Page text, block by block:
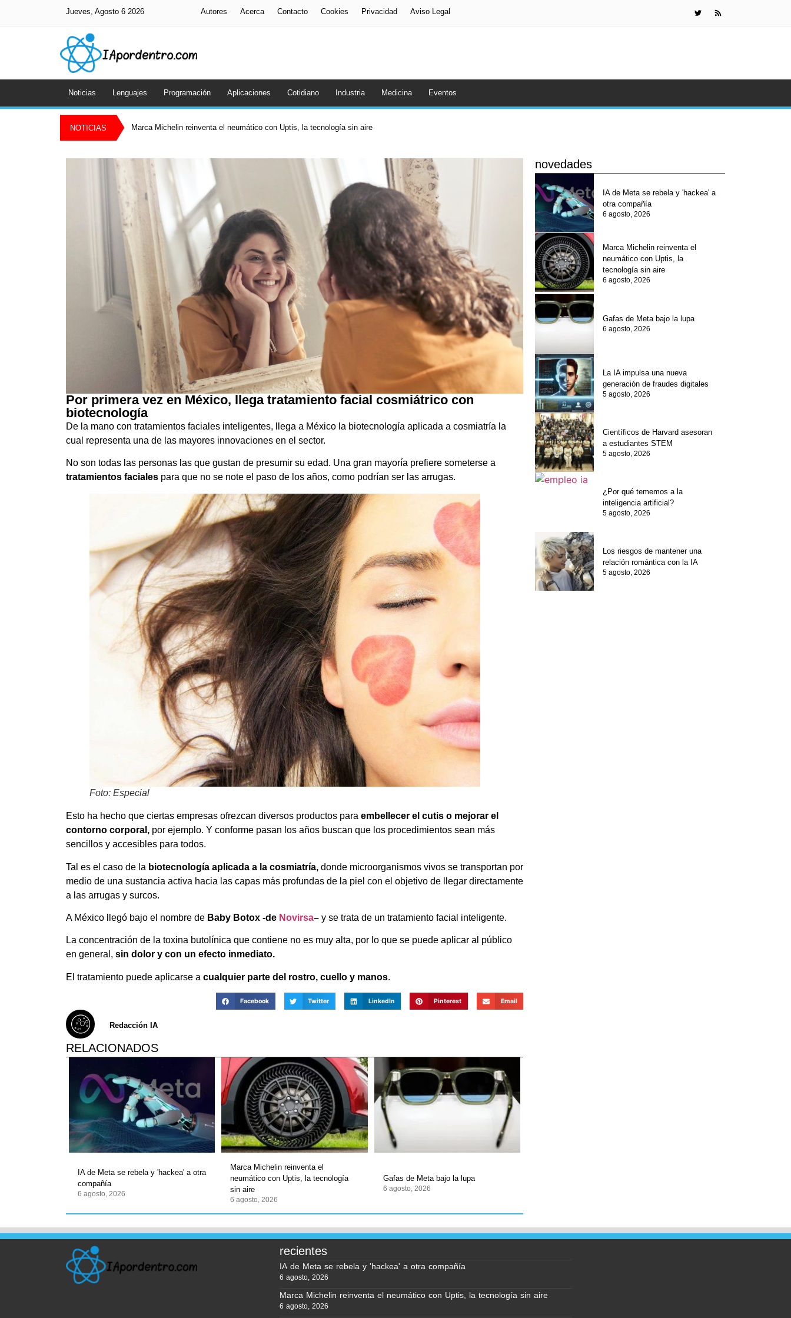
Jueves, Agosto 6 2026 Autores Acerca Contacto Cookies Privacidad Aviso Legal
Noticias Lenguajes Programación Aplicaciones Cotidiano Industria Medicina Eventos
NOTICIAS Marca Michelin reinventa el neumático con Uptis, la tecnología sin aire
Por primera vez en México, llega tratamiento facial cosmiátrico con
biotecnología
De la mano con tratamientos faciales inteligentes, llega a México la biotecnología aplicada a cosmiatría la
cual representa una de las mayores innovaciones en el sector.
No son todas las personas las que gustan de presumir su edad. Una gran mayoría prefiere someterse a
tratamientos faciales para que no se note el paso de los años, como podrían ser las arrugas.
Foto: Especial
Esto ha hecho que ciertas empresas ofrezcan diversos productos para embellecer el cutis o mejorar el
contorno corporal, por ejemplo. Y conforme pasan los años buscan que los procedimientos sean más
sencillos y accesibles para todos.
Tal es el caso de la biotecnología aplicada a la cosmiatría, donde microorganismos vivos se transportan por
medio de una sustancia activa hacia las capas más profundas de la piel con el objetivo de llegar directamente
a las arrugas y surcos.
A México llegó bajo el nombre de Baby Botox -de Novirsa– y se trata de un tratamiento facial inteligente.
La concentración de la toxina butolínica que contiene no es muy alta, por lo que se puede aplicar al público
en general, sin dolor y con un efecto inmediato.
El tratamiento puede aplicarse a cualquier parte del rostro, cuello y manos.
Facebook Twitter LinkedIn Pinterest Email
Redacción IA
RELACIONADOS
IA de Meta se rebela y 'hackea' a otra
compañía
6 agosto, 2026
Marca Michelin reinventa el
neumático con Uptis, la tecnología
sin aire
6 agosto, 2026
Gafas de Meta bajo la lupa
6 agosto, 2026
novedades
IA de Meta se rebela y 'hackea' a
otra compañía
6 agosto, 2026
Marca Michelin reinventa el
neumático con Uptis, la
tecnología sin aire
6 agosto, 2026
Gafas de Meta bajo la lupa
6 agosto, 2026
La IA impulsa una nueva
generación de fraudes digitales
5 agosto, 2026
Científicos de Harvard asesoran
a estudiantes STEM
5 agosto, 2026
¿Por qué tememos a la
inteligencia artificial?
5 agosto, 2026
Los riesgos de mantener una
relación romántica con la IA
5 agosto, 2026
recientes
IA de Meta se rebela y 'hackea' a otra compañía
6 agosto, 2026
Marca Michelin reinventa el neumático con Uptis, la tecnología sin aire
6 agosto, 2026